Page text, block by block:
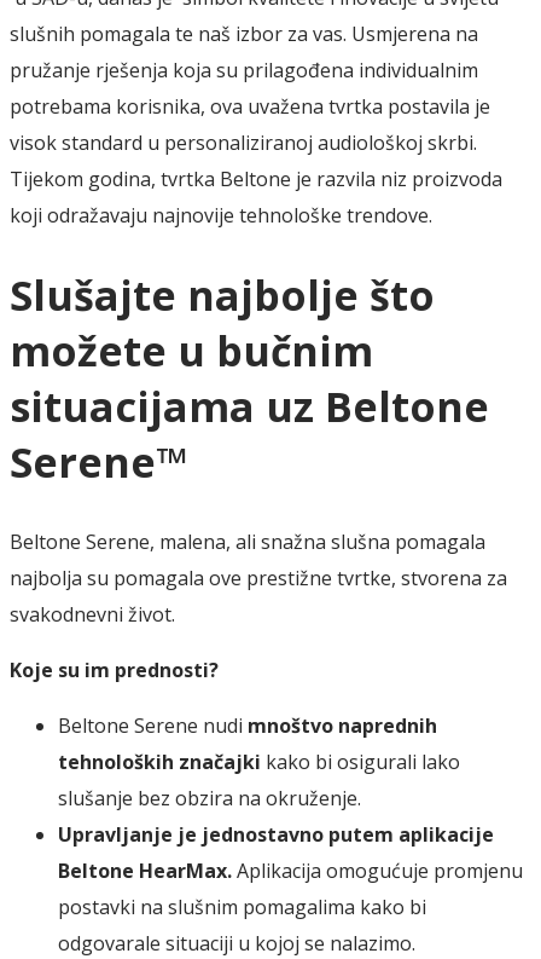
slušnih pomagala te naš izbor za vas. Usmjerena na
pružanje rješenja koja su prilagođena individualnim
potrebama korisnika, ova uvažena tvrtka postavila je
visok standard u personaliziranoj audiološkoj skrbi.
Tijekom godina, tvrtka Beltone je razvila niz proizvoda
koji odražavaju najnovije tehnološke trendove.
Slušajte najbolje što
možete u bučnim
situacijama uz Beltone
Serene™
Beltone Serene, malena, ali snažna slušna pomagala
najbolja su pomagala ove prestižne tvrtke, stvorena za
svakodnevni život.
Koje su im prednosti?
Beltone Serene nudi mnoštvo naprednih
tehnoloških značajki kako bi osigurali lako
slušanje bez obzira na okruženje.
Upravljanje je jednostavno putem aplikacije
Beltone HearMax.Aplikacija omogućuje promjenu
postavki na slušnim pomagalima kako bi
odgovarale situaciji u kojoj se nalazimo.